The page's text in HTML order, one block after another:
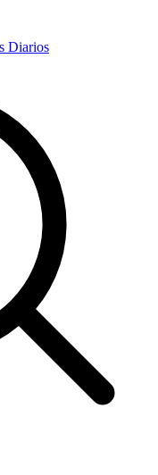
Diarios